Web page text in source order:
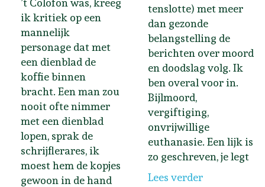
’t Colofon was, kreeg
ik kritiek op een
mannelijk
personage dat met
een dienblad de
koffie binnen
bracht. Een man zou
nooit ofte nimmer
met een dienblad
lopen, sprak de
schrijflerares, ik
moest hem de kopjes
gewoon in de hand
tenslotte) met meer
dan gezonde
belangstelling de
berichten over moord
en doodslag volg. Ik
ben overal voor in.
Bijlmoord,
vergiftiging,
onvrijwillige
euthanasie. Een lijk is
zo geschreven, je legt
Lees verder